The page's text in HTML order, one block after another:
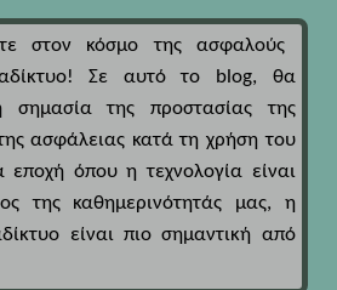
στον κόσμο της ασφαλούς
Σε αυτό το blog, θα
σημασία της προστασίας της
της ασφάλειας κατά τη χρήση του
εποχή όπου η τεχνολογία είναι
της καθημερινότητάς μας, η
είναι πιο σημαντική από